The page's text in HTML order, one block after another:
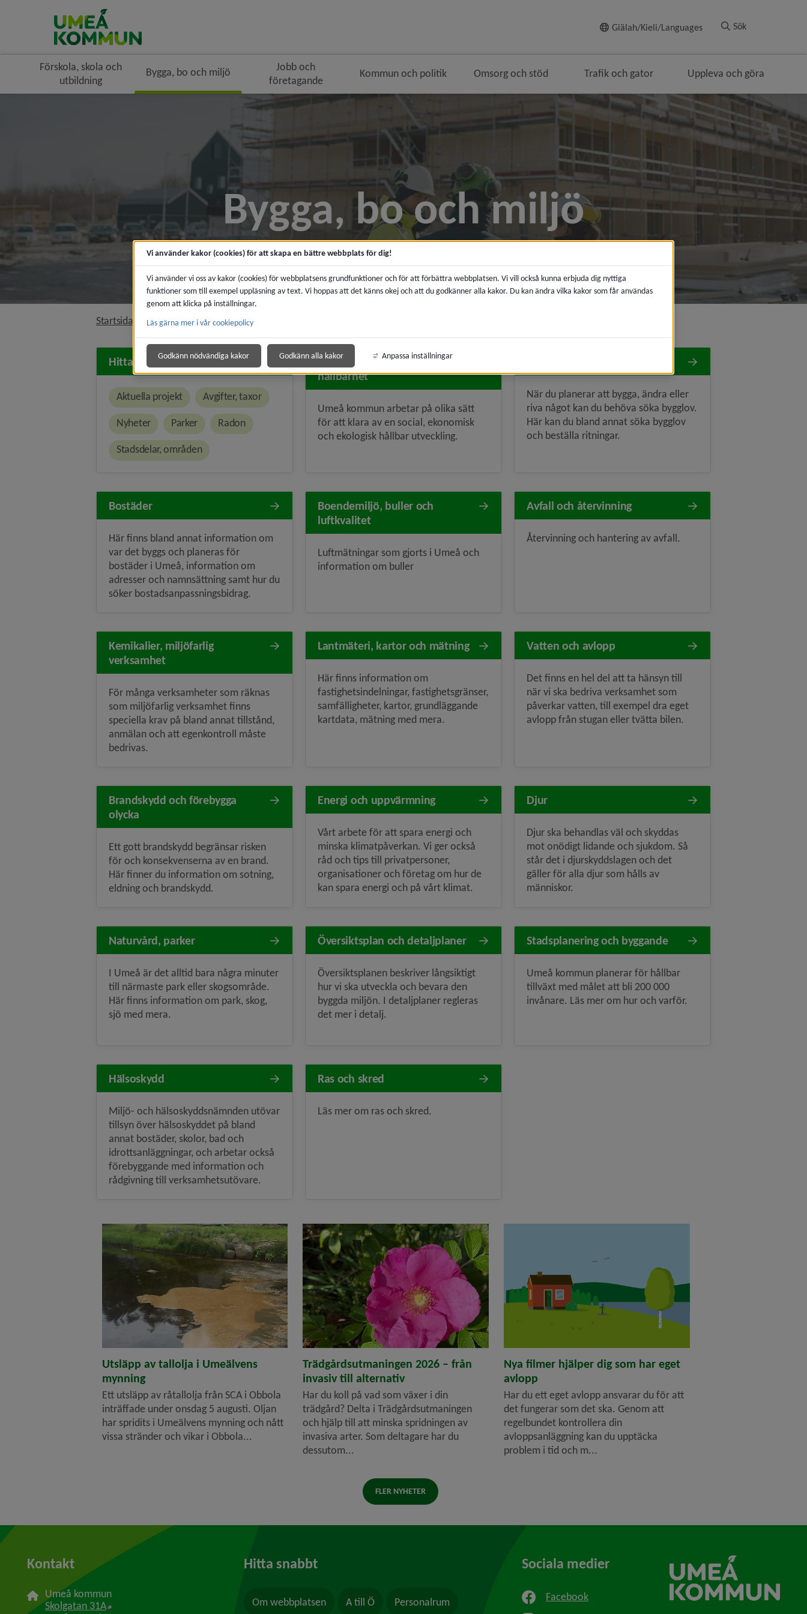
Giälah/Kieli/Languages Sök
Förskola, skola och
utbildning
Bygga, bo och miljö
Jobb och
företagande
Kommun och politik Omsorg och stöd Trafik och gator Uppleva och göra
Bygga, bo och miljö
Startsida Bygga, bo och miljönivå i brödsmulenavigeringen
Hitta snabbt
Aktuella projekt
Avgifter, taxor
Nyheter
Parker
Radon
Stadsdelar, områden
Samhällsutveckling och
hållbarhet
Umeå kommun arbetar på olika sätt
för att klara av en social, ekonomisk
och ekologisk hållbar utveckling.
När du planerar att bygga, ändra eller
riva något kan du behöva söka bygglov.
Här kan du bland annat söka bygglov
och beställa ritningar.
Bostäder
Här finns bland annat information om
var det byggs och planeras för
bostäder i Umeå, information om
adresser och namnsättning samt hur du
söker bostadsanpassningsbidrag.
Boendemiljö, buller och
luftkvalitet
Luftmätningar som gjorts i Umeå och
information om buller
Avfall och återvinning
Återvinning och hantering av avfall.
Kemikalier, miljöfarlig
verksamhet
För många verksamheter som räknas
som miljöfarlig verksamhet finns
speciella krav på bland annat tillstånd,
anmälan och att egenkontroll måste
bedrivas.
Lantmäteri, kartor och mätning
Här finns information om
fastighetsindelningar, fastighetsgränser,
samfälligheter, kartor, grundläggande
kartdata, mätning med mera.
Vatten och avlopp
Det finns en hel del att ta hänsyn till
när vi ska bedriva verksamhet som
påverkar vatten, till exempel dra eget
avlopp från stugan eller tvätta bilen.
Brandskydd och förebygga
olycka
Ett gott brandskydd begränsar risken
för och konsekvenserna av en brand.
Här finner du information om sotning,
eldning och brandskydd.
Energi och uppvärmning
Vårt arbete för att spara energi och
minska klimatpåverkan. Vi ger också
råd och tips till privatpersoner,
organisationer och företag om hur de
kan spara energi och på vårt klimat.
Djur
Djur ska behandlas väl och skyddas
mot onödigt lidande och sjukdom. Så
står det i djurskyddslagen och det
gäller för alla djur som hålls av
människor.
Naturvård, parker
I Umeå är det alltid bara några minuter
till närmaste park eller skogsområde.
Här finns information om park, skog,
sjö med mera.
Översiktsplan och detaljplaner
Översiktsplanen beskriver långsiktigt
hur vi ska utveckla och bevara den
byggda miljön. I detaljplaner regleras
det mer i detalj.
Stadsplanering och byggande
Umeå kommun planerar för hållbar
tillväxt med målet att bli 200 000
invånare. Läs mer om hur och varför.
Hälsoskydd
Miljö- och hälsoskyddsnämnden utövar
tillsyn över hälsoskyddet på bland
annat bostäder, skolor, bad och
idrottsanläggningar, och arbetar också
förebyggande med information och
rådgivning till verksamhetsutövare.
Ras och skred
Läs mer om ras och skred.
Utsläpp av tallolja i Umeälvens
mynning
Ett utsläpp av råtallolja från SCA i Obbola
inträffade under onsdag 5 augusti. Oljan
har spridits i Umeälvens mynning och nått
vissa stränder och vikar i Obbola...
Trädgårdsutmaningen 2026 – från
invasiv till alternativ
Har du koll på vad som växer i din
trädgård? Delta i Trädgårdsutmaningen
och hjälp till att minska spridningen av
invasiva arter. Som deltagare har du
dessutom...
Nya filmer hjälper dig som har eget
avlopp
Har du ett eget avlopp ansvarar du för att
det fungerar som det ska. Genom att
regelbundet kontrollera din
avloppsanläggning kan du upptäcka
problem i tid och m...
FLER NYHETER
Kontakt
Umeå kommun
Skolgatan 31A Länk till annan webbplats, öppnas i nytt fönster.
Hitta snabbt
Om webbplatsen A till Ö Personalrum
Sociala medier
Facebook
Vi använder kakor (cookies) för att skapa en bättre webbplats för dig!
Vi använder vi oss av kakor (cookies) för webbplatsens grundfunktioner och för att förbättra webbplatsen. Vi vill också kunna erbjuda dig nyttiga
funktioner som till exempel uppläsning av text. Vi hoppas att det känns okej och att du godkänner alla kakor. Du kan ändra vilka kakor som får användas
genom att klicka på inställningar.
Läs gärna mer i vår cookiepolicy
Godkänn nödvändiga kakor Godkänn alla kakor Anpassa inställningar